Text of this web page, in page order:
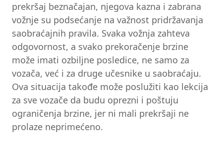
prekršaj beznačajan, njegova kazna i zabrana
vožnje su podsećanje na važnost pridržavanja
saobraćajnih pravila. Svaka vožnja zahteva
odgovornost, a svako prekoračenje brzine
može imati ozbiljne posledice, ne samo za
vozača, već i za druge učesnike u saobraćaju.
Ova situacija takođe može poslužiti kao lekcija
za sve vozače da budu oprezni i poštuju
ograničenja brzine, jer ni mali prekršaji ne
prolaze neprimećeno.